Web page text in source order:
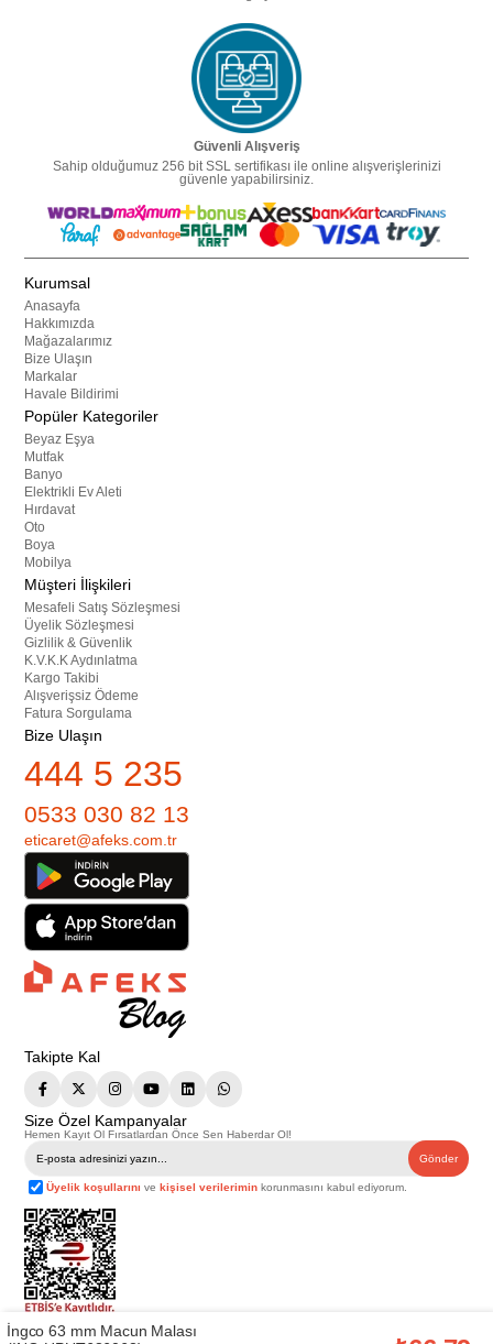
Güvenli Alışveriş
Sahip olduğumuz 256 bit SSL sertifikası ile online alışverişlerinizi
güvenle yapabilirsiniz.
Kurumsal
Anasayfa
Hakkımızda
Mağazalarımız
Bize Ulaşın
Markalar
Havale Bildirimi
Popüler Kategoriler
Beyaz Eşya
Mutfak
Banyo
Elektrikli Ev Aleti
Hırdavat
Oto
Boya
Mobilya
Müşteri İlişkileri
Mesafeli Satış Sözleşmesi
Üyelik Sözleşmesi
Gizlilik & Güvenlik
K.V.K.K Aydınlatma
Kargo Takibi
Alışverişsiz Ödeme
Fatura Sorgulama
Bize Ulaşın
444 5 235
0533 030 82 13
eticaret@afeks.com.tr
Takipte Kal
Size Özel Kampanyalar
Hemen Kayıt Ol Fırsatlardan Önce Sen Haberdar Ol!
Gönder
Üyelik koşullarını vekişisel verilerimin korunmasını kabul ediyorum.
Telif Hakkı © 2026Afeks Yapı Market . Tüm hakları saklıdır.
İngco 63 mm Macun Malası